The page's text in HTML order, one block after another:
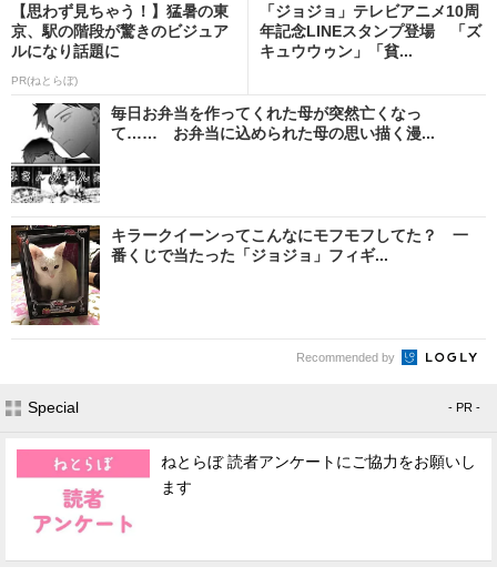
【思わず見ちゃう！】猛暑の東
京、駅の階段が驚きのビジュア
ルになり話題に
PR(ねとらぼ)
「ジョジョ」テレビアニメ10周
年記念LINEスタンプ登場 「ズ
キュウウゥン」「貧...
毎日お弁当を作ってくれた母が突然亡くなっ
て…… お弁当に込められた母の思い描く漫...
キラークイーンってこんなにモフモフしてた？ 一
番くじで当たった「ジョジョ」フィギ...
Recommended by
Special - PR -
ねとらぼ 読者アンケートにご協力をお願いし
ます